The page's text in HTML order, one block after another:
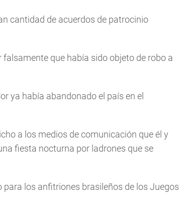
cantidad de acuerdos de patrocinio
que había sido objeto de robo a
ya había abandonado el país en el
a los medios de comunicación que él y
fiesta nocturna por ladrones que se
los anfitriones brasileños de los Juegos